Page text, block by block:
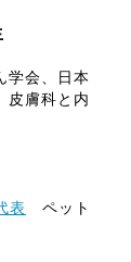
学会、日本
皮膚科と内
表 ペット